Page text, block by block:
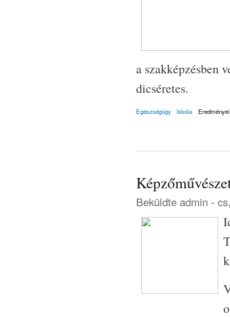
a szakképzésben
dicséretes.
Egészségügy Iskola
Beküldte admin -